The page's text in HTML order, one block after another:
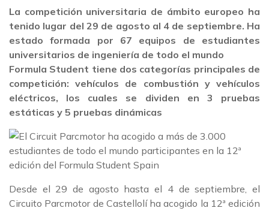
La competición universitaria de ámbito europeo ha
tenido lugar del 29 de agosto al 4 de septiembre. Ha
estado formada por 67 equipos de estudiantes
universitarios de ingeniería de todo el mundo
Formula Student tiene dos categorías principales de
competición: vehículos de combustión y vehículos
eléctricos, los cuales se dividen en 3 pruebas
estáticas y 5 pruebas dinámicas
Desde el 29 de agosto hasta el 4 de septiembre, el
Circuito Parcmotor de Castellolí ha acogido la 12ª edición